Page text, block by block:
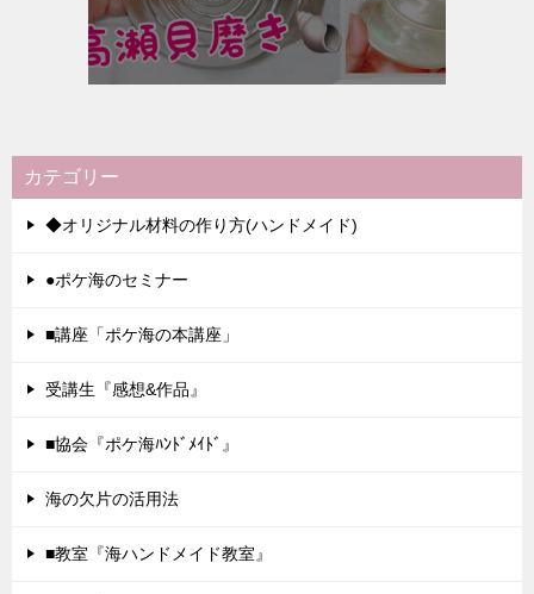
カテゴリー
◆オリジナル材料の作り方(ハンドメイド)
●ポケ海のセミナー
■講座「ポケ海の本講座」
受講生『感想&作品』
■協会『ポケ海ﾊﾝﾄﾞﾒｲﾄﾞ』
海の欠片の活用法
■教室『海ハンドメイド教室』